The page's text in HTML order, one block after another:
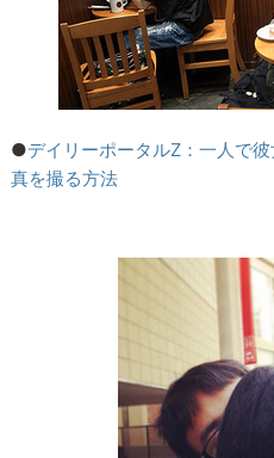
●デイリーポータルZ：一人で
真を撮る方法